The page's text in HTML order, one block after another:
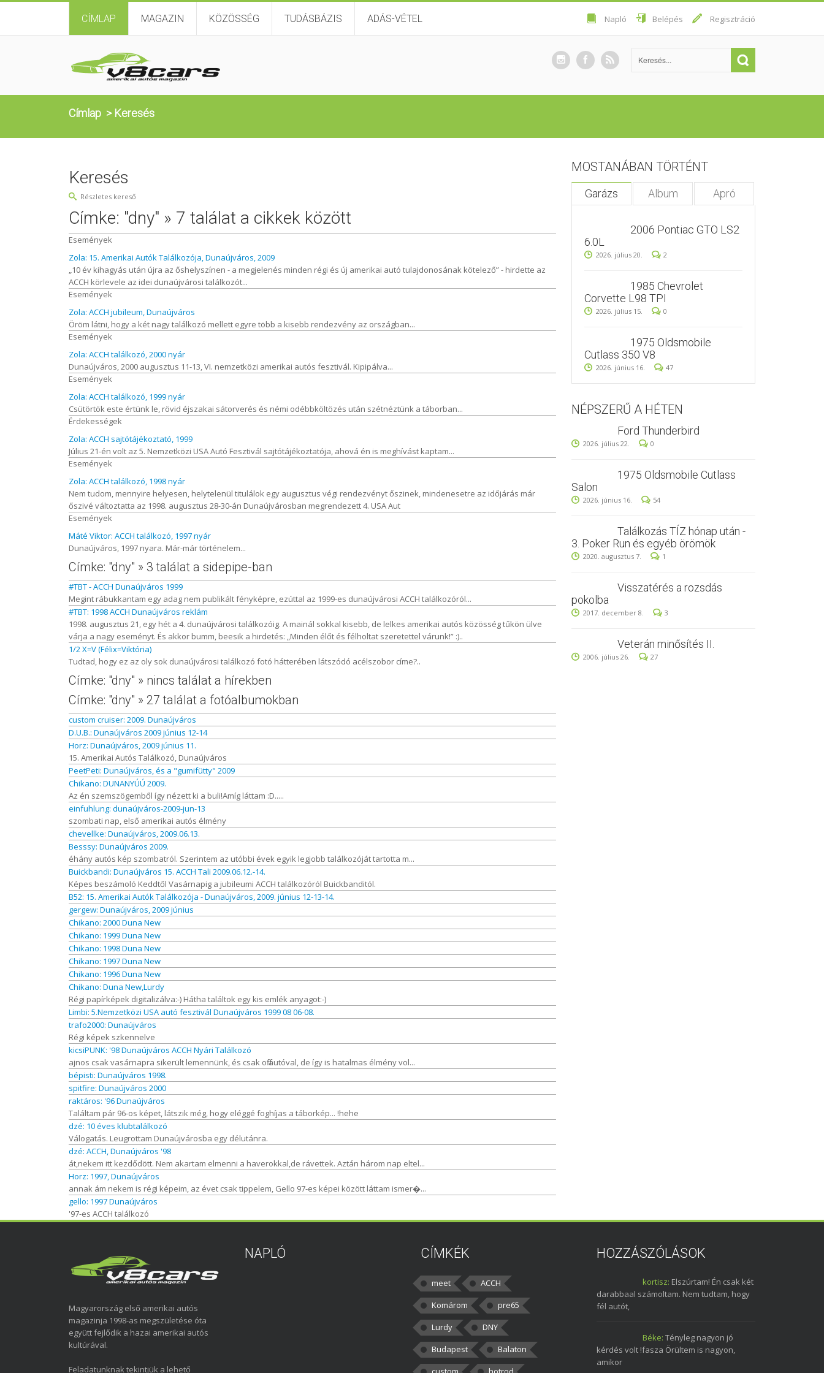
CÍMLAP MAGAZIN KÖZÖSSÉG TUDÁSBÁZIS ADÁS-VÉTEL Napló Belépés Regisztráció
Címlap > Keresés
Keresés
Részletes kereső
Címke: "dny" » 7 találat a cikkek között
Események
Zola: 15. Amerikai Autók Találkozója, Dunaújváros, 2009
„10 év kihagyás után újra az őshelyszínen - a megjelenés minden régi és új amerikai autó tulajdonosának kötelező” - hirdette az
ACCH körlevele az idei dunaújvárosi találkozót...
Események
Zola: ACCH jubileum, Dunaújváros
Öröm látni, hogy a két nagy találkozó mellett egyre több a kisebb rendezvény az országban...
Események
Zola: ACCH találkozó, 2000 nyár
Dunaújváros, 2000 augusztus 11-13, VI. nemzetközi amerikai autós fesztivál. Kipipálva...
Események
Zola: ACCH találkozó, 1999 nyár
Csütörtök este értünk le, rövid éjszakai sátorverés és némi odébbköltözés után szétnéztünk a táborban...
Érdekességek
Zola: ACCH sajtótájékoztató, 1999
Július 21-én volt az 5. Nemzetközi USA Autó Fesztivál sajtótájékoztatója, ahová én is meghívást kaptam...
Események
Zola: ACCH találkozó, 1998 nyár
Nem tudom, mennyire helyesen, helytelenül titulálok egy augusztus végi rendezvényt őszinek, mindenesetre az időjárás már
őszivé változtatta az 1998. augusztus 28-30-án Dunaújvárosban megrendezett 4. USA Aut
Események
Máté Viktor: ACCH találkozó, 1997 nyár
Dunaújváros, 1997 nyara. Már-már történelem...
Címke: "dny" » 3 találat a sidepipe-ban
#TBT - ACCH Dunaújváros 1999
Megint rábukkantam egy adag nem publikált fényképre, ezúttal az 1999-es dunaújvárosi ACCH találkozóról...
#TBT: 1998 ACCH Dunaújváros reklám
1998. augusztus 21, egy hét a 4. dunaújvárosi találkozóig. A mainál sokkal kisebb, de lelkes amerikai autós közösség tűkön ülve
várja a nagy eseményt. És akkor bumm, beesik a hirdetés: „Minden élőt és félholtat szeretettel várunk!” :)..
1/2 X=V (Félix=Viktória)
Tudtad, hogy ez az oly sok dunaújvárosi találkozó fotó hátterében látszódó acélszobor címe?..
Címke: "dny" » nincs találat a hírekben
Címke: "dny" » 27 találat a fotóalbumokban
custom cruiser: 2009. Dunaújváros
D.U.B.: Dunaújváros 2009 június 12-14
Horz: Dunaújváros, 2009 június 11.
15. Amerikai Autós Találkozó, Dunaújváros
PeetPeti: Dunaújváros, és a "gumifütty" 2009
Chikano: DUNANYÚÚ 2009.
Az én szemszögemből így nézett ki a buli!Amíg láttam :D.....
einfuhlung: dunaújváros-2009-jun-13
szombati nap, első amerikai autós élmény
chevellke: Dunaújváros, 2009.06.13.
Besssy: Dunaújváros 2009.
éhány autós kép szombatról. Szerintem az utóbbi évek egyik legjobb találkozóját tartotta m...
Buickbandi: Dunaújváros 15. ACCH Tali 2009.06.12.-14.
Képes beszámoló Keddtől Vasárnapig a jubileumi ACCH találkozóról Buickbanditól.
B52: 15. Amerikai Autók Találkozója - Dunaújváros, 2009. június 12-13-14.
gergew: Dunaújváros, 2009 június
Chikano: 2000 Duna New
Chikano: 1999 Duna New
Chikano: 1998 Duna New
Chikano: 1997 Duna New
Chikano: 1996 Duna New
Chikano: Duna New,Lurdy
Régi papírképek digitalizálva:-) Hátha találtok egy kis emlék anyagot:-)
Limbi: 5.Nemzetközi USA autó fesztivál Dunaújváros 1999 08 06-08.
trafo2000: Dunaújváros
Régi képek szkennelve
kicsiPUNK: '98 Dunaújváros ACCH Nyári Találkozó
ajnos csak vasárnapra sikerült lemennünk, és csak off autóval, de így is hatalmas élmény vol...
bépisti: Dunaújváros 1998.
spitfire: Dunaújváros 2000
raktáros: '96 Dunaújváros
Találtam pár 96-os képet, látszik még, hogy eléggé foghíjas a táborkép... !hehe
dzé: 10 éves klubtalálkozó
Válogatás. Leugrottam Dunaújvárosba egy délutánra.
dzé: ACCH, Dunaújváros '98
át,nekem itt kezdődött. Nem akartam elmenni a haverokkal,de rávettek. Aztán három nap eltel...
Horz: 1997, Dunaújváros
annak ám nekem is régi képeim, az évet csak tippelem, Gello 97-es képei között láttam ismer�...
gello: 1997 Dunaújváros
'97-es ACCH találkozó
MOSTANÁBAN TÖRTÉNT
Garázs Album Apró
2006 Pontiac GTO LS2
6.0L
2026. július 20. 2
1985 Chevrolet
Corvette L98 TPI
2026. július 15. 0
1975 Oldsmobile
Cutlass 350 V8
2026. június 16. 47
NÉPSZERŰ A HÉTEN
Ford Thunderbird
2026. július 22. 0
1975 Oldsmobile Cutlass
Salon
2026. június 16. 54
Találkozás TÍZ hónap után -
3. Poker Run és egyéb örömök
2020. augusztus 7. 1
Visszatérés a rozsdás
pokolba
2017. december 8. 3
Veterán minősítés II.
2006. július 26. 27
Magyarország első amerikai autós
magazinja 1998-as megszületése óta
együtt fejlődik a hazai amerikai autós
kultúrával.
Feladatunknak tekintjük a lehető
NAPLÓ CÍMKÉK
meet
ACCH
Komárom
pre65
Lurdy
DNY
Budapest
Balaton
HOZZÁSZÓLÁSOK
kortisz: Elszúrtam! Én csak két
darabbaal számoltam. Nem tudtam, hogy
fél autót,
Béke: Tényleg nagyon jó
kérdés volt !fasza Örültem is nagyon,
amikor